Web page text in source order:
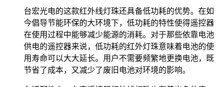
台宏光电的这款红外线灯珠还具备低功耗的优势。在如
今倡导节能环保的大环境下，低功耗的特性使得遥控器
在使用过程中能够减少能源的消耗。对于那些依靠电池
供电的遥控器来说，低功耗的红外灯珠意味着电池的使
用寿命可以大大延长。用户不需要频繁地更换电池，既
节省了成本，又减少了废旧电池对环境的影响。